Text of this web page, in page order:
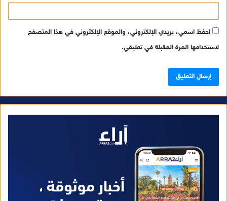
احفظ اسمي، بريدي الإلكتروني، والموقع الإلكتروني في هذا المتصفح
لاستخدامها المرة المقبلة في تعليقي.